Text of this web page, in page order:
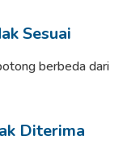
Sesuai
berbeda dari
Diterima